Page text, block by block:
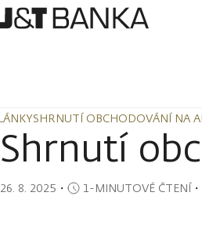
SHRNUTÍ OBCHODOVÁNÍ NA
SHRNUTÍ OBCHODOVÁNÍ NA
Shrnutí
26. 8. 2025 ・ 1-MINUTOVÉ ČTENÍ・